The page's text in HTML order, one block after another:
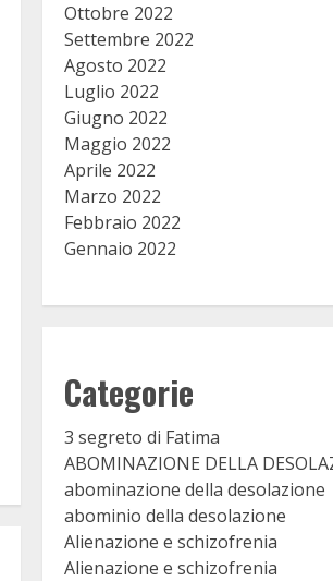
Ottobre 2022
Settembre 2022
Agosto 2022
Luglio 2022
Giugno 2022
Maggio 2022
Aprile 2022
Marzo 2022
Febbraio 2022
Gennaio 2022
Categorie
3 segreto di Fatima
ABOMINAZIONE DELLA
abominazione della desolazione
abominio della desolazione
Alienazione e schizofrenia
Alienazione e schizofrenia